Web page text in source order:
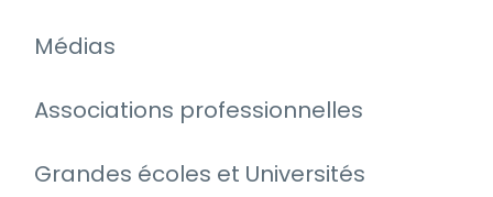
Médias
Associations professionnelles
Grandes écoles et Universités